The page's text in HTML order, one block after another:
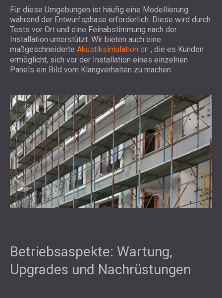
Für diese Umgebungen ist häufig eine Modellierung
während der Entwurfsphase erforderlich. Diese wird durch
Tests vor Ort und eine Feinabstimmung nach der
Installation unterstützt. Wir bieten auch eine
maßgeschneiderte Akustiksimulation an , die es Kunden
ermöglicht, sich vor der Installation eines einzelnen
Panels ein Bild vom Klangverhalten zu machen.
Betriebsaspekte: Wartung,
Upgrades und Nachrüstungen